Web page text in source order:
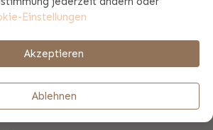
Einstellungen
Akzeptieren
Ablehnen